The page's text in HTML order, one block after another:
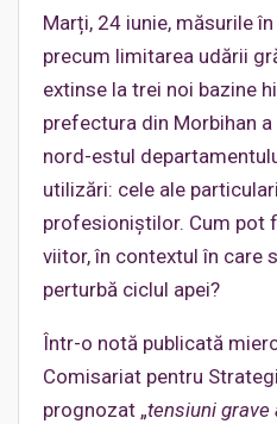
Marți, 24 iunie, măsurile
precum limitarea udării
extinse la trei noi bazine
prefectura din Morbihan
nord-estul
utilizări: cele ale
profesioniștilor. Cum pot
viitor, în contextul în care
perturbă ciclul apei?
Într-o notă publicată
Comisariat pentru
prognozat „tensiuni